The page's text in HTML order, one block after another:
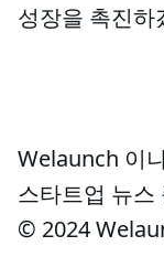
성장을 촉진하
Welaunch 이
스타트업 뉴스
© 2024